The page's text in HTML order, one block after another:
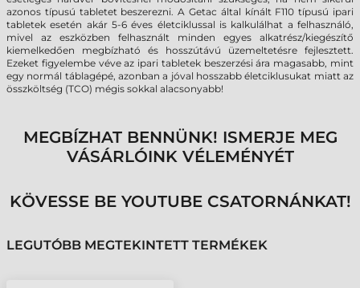
azonos típusú tabletet beszerezni. A Getac által kínált F110 típusú ipari
tabletek esetén akár 5-6 éves életciklussal is kalkulálhat a felhasználó,
mivel az eszközben felhasznált minden egyes alkatrész/kiegészítő
kiemelkedően megbízható és hosszútávú üzemeltetésre fejlesztett.
Ezeket figyelembe véve az ipari tabletek beszerzési ára magasabb, mint
egy normál táblagépé, azonban a jóval hosszabb életciklusukat miatt az
összköltség (TCO) mégis sokkal alacsonyabb!
MEGBÍZHAT BENNÜNK! ISMERJE MEG
VÁSÁRLÓINK VÉLEMÉNYÉT
KÖVESSE BE YOUTUBE CSATORNÁNKAT!
LEGUTÓBB MEGTEKINTETT TERMÉKEK